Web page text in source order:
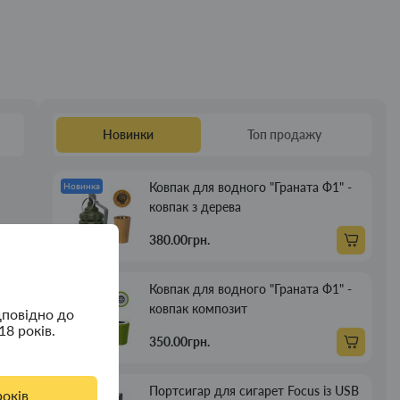
до
років.
Новинки Топ продажу
Новинка
Ковпак для водного "Граната Ф1" -
ковпак з дерева
380.00грн.
Ковпак для водного "Граната Ф1" -
ковпак композит
350.00грн.
Портсигар для сигарет Focus із USB